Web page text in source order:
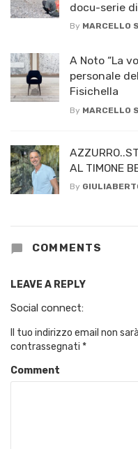
docu-serie
By MARCELLO
A Noto “La
personale
Fisichella
By MARCELLO
AL TIMONE
By
COMMENTS
LEAVE A REPLY
Social connect:
Il tuo indirizzo email non
contrassegnati *
Comment